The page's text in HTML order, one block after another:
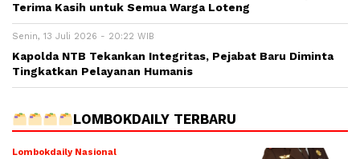
Terima Kasih untuk Semua Warga Loteng
Senin, 13 Juli 2026 - 20:22 WIB
Kapolda NTB Tekankan Integritas, Pejabat Baru Diminta
Tingkatkan Pelayanan Humanis
LOMBOKDAILY TERBARU
Lombokdaily Nasional